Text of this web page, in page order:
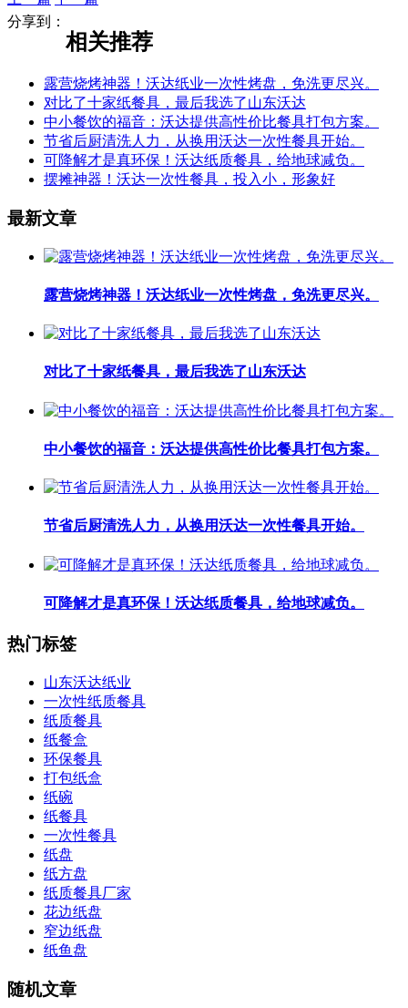
分享到：
相关推荐
露营烧烤神器！沃达纸业一次性烤盘，免洗更尽兴。
对比了十家纸餐具，最后我选了山东沃达
中小餐饮的福音：沃达提供高性价比餐具打包方案。
节省后厨清洗人力，从换用沃达一次性餐具开始。
可降解才是真环保！沃达纸质餐具，给地球减负。
摆摊神器！沃达一次性餐具，投入小，形象好
最新文章
露营烧烤神器！沃达纸业一次性烤盘，免洗更尽兴。
对比了十家纸餐具，最后我选了山东沃达
中小餐饮的福音：沃达提供高性价比餐具打包方案。
节省后厨清洗人力，从换用沃达一次性餐具开始。
可降解才是真环保！沃达纸质餐具，给地球减负。
热门标签
山东沃达纸业
一次性纸质餐具
纸质餐具
纸餐盒
环保餐具
打包纸盒
纸碗
纸餐具
一次性餐具
纸盘
纸方盘
纸质餐具厂家
花边纸盘
窄边纸盘
纸鱼盘
随机文章